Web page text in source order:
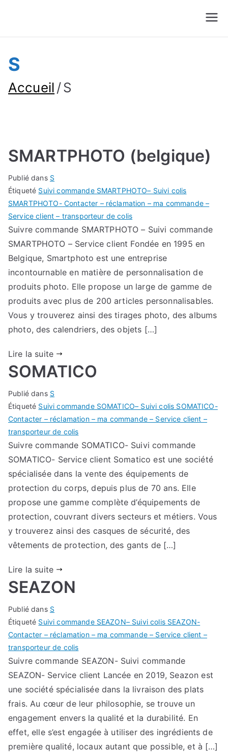
Suivre Colis - Suivre
Commande
S
Accueil S
SMARTPHOTO (belgique)
Publié dans S
Étiqueté Suivi commande SMARTPHOTO– Suivi colis
SMARTPHOTO- Contacter – réclamation – ma commande –
Service client – transporteur de colis
Suivre commande SMARTPHOTO – Suivi commande
SMARTPHOTO – Service client Fondée en 1995 en
Belgique, Smartphoto est une entreprise
incontournable en matière de personnalisation de
produits photo. Elle propose un large de gamme de
produits avec plus de 200 articles personnalisables.
Vous y trouverez ainsi des tirages photo, des albums
photo, des calendriers, des objets […]
Lire la suite
SOMATICO
Publié dans S
Étiqueté Suivi commande SOMATICO– Suivi colis SOMATICO-
Contacter – réclamation – ma commande – Service client –
transporteur de colis
Suivre commande SOMATICO- Suivi commande
SOMATICO- Service client Somatico est une société
spécialisée dans la vente des équipements de
protection du corps, depuis plus de 70 ans. Elle
propose une gamme complète d’équipements de
protection, couvrant divers secteurs et métiers. Vous
y trouverez ainsi des casques de sécurité, des
vêtements de protection, des gants de […]
Lire la suite
SEAZON
Publié dans S
Étiqueté Suivi commande SEAZON– Suivi colis SEAZON-
Contacter – réclamation – ma commande – Service client –
transporteur de colis
Suivre commande SEAZON- Suivi commande
SEAZON- Service client Lancée en 2019, Seazon est
une société spécialisée dans la livraison des plats
frais. Au cœur de leur philosophie, se trouve un
engagement envers la qualité et la durabilité. En
effet, elle s’est engagée à utiliser des ingrédients de
première qualité, locaux autant que possible, et à […]